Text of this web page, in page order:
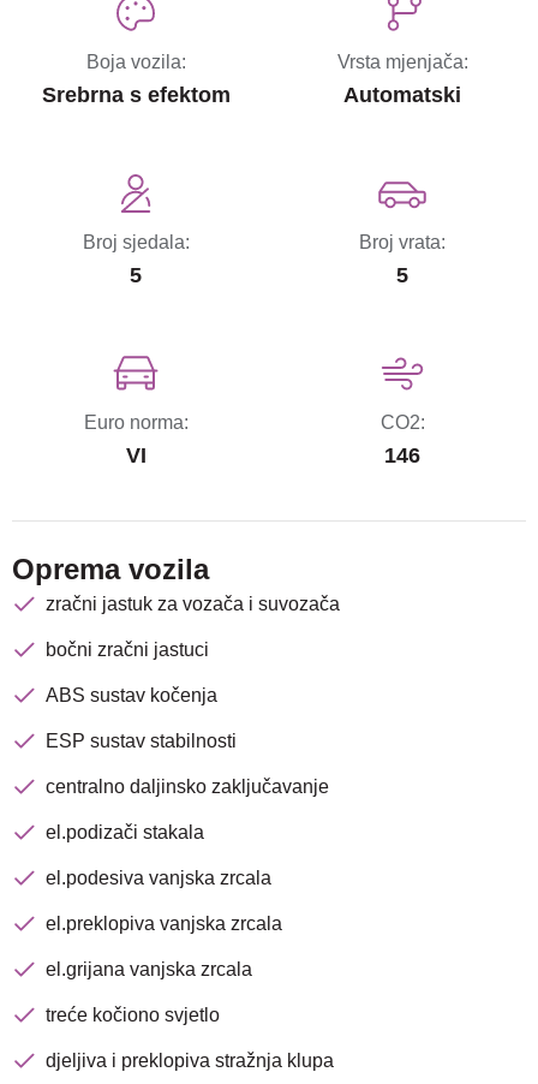
Boja vozila:
Srebrna s efektom
Vrsta mjenjača:
Automatski
Broj sjedala:
5
Broj vrata:
5
Euro norma:
VI
CO2:
146
Oprema vozila
zračni jastuk za vozača i suvozača
bočni zračni jastuci
ABS sustav kočenja
ESP sustav stabilnosti
centralno daljinsko zaključavanje
el.podizači stakala
el.podesiva vanjska zrcala
el.preklopiva vanjska zrcala
el.grijana vanjska zrcala
treće kočiono svjetlo
djeljiva i preklopiva stražnja klupa
Nova lokacija - Slavonska